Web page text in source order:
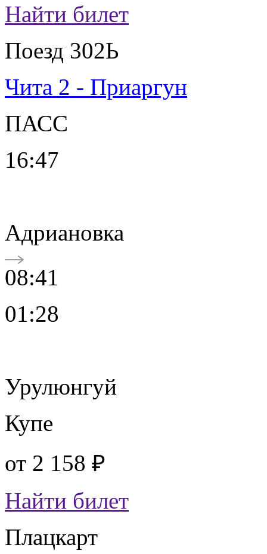
Найти билет
Поезд 302Ь
Чита 2 - Приаргун
ПАСС
16:47
Адриановка
08:41
01:28
Урулюнгуй
Купе
от 2 158 ₽
Найти билет
Плацкарт